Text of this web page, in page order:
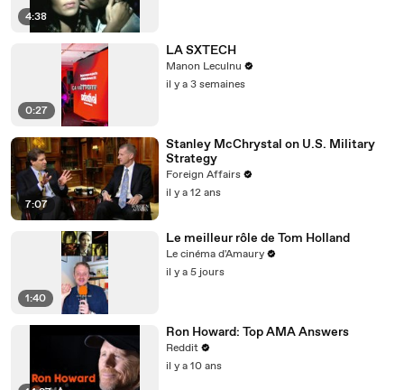
4:38
0:27
LA SXTECH
Manon Leculnu
il y a 3 semaines
7:07
Stanley McChrystal on U.S. Military
Strategy
Foreign Affairs
il y a 12 ans
1:40
Le meilleur rôle de Tom Holland
Le cinéma d'Amaury
il y a 5 jours
Ron Howard: Top AMA Answers
Reddit
il y a 10 ans